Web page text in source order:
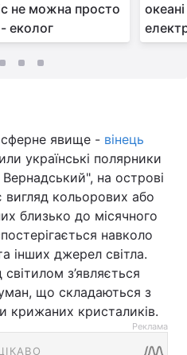
не можна просто
еколог
явище - вінець
українські полярники
на острові
кольорових або
близько до місячного
навколо
інших джерел світла.
з’являється
що складаються з
крижаних кристаликів.
Реклама